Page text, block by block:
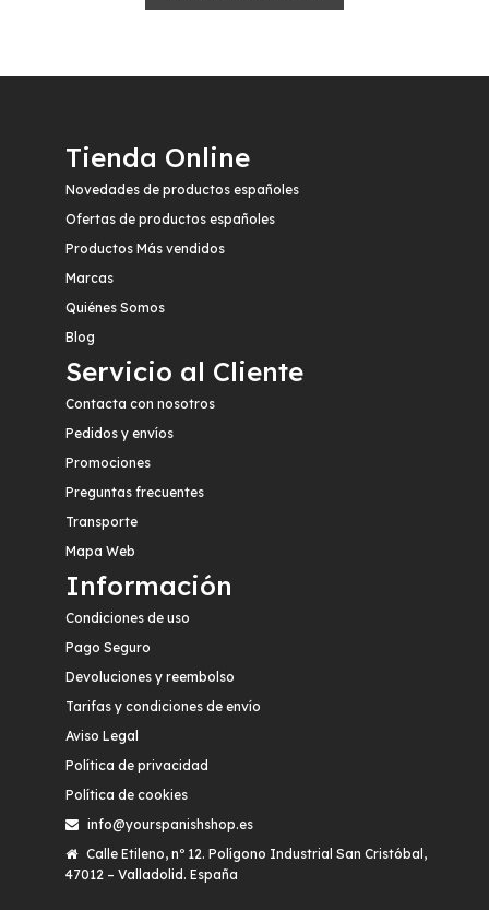
Tienda Online
Novedades de productos españoles
Ofertas de productos españoles
Productos Más vendidos
Marcas
Quiénes Somos
Blog
Servicio al Cliente
Contacta con nosotros
Pedidos y envíos
Promociones
Preguntas frecuentes
Transporte
Mapa Web
Información
Condiciones de uso
Pago Seguro
Devoluciones y reembolso
Tarifas y condiciones de envío
Aviso Legal
Política de privacidad
Política de cookies
info@yourspanishshop.es
Calle Etileno, nº 12. Polígono Industrial San Cristóbal,
47012 – Valladolid. España